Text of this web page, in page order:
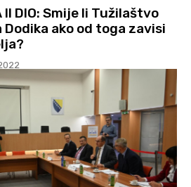
II DIO: Smije li Tužilaštvo
Dodika ako od toga zavisi